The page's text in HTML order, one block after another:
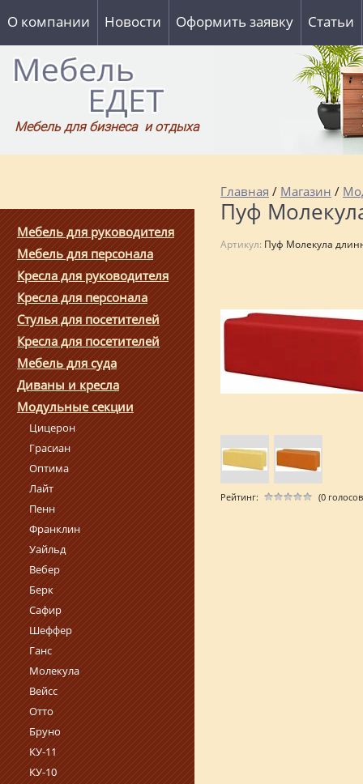
О компании Новости Оформить заявку Статьи
Мебель для бизнеса и отдыха
Мебель для руководителя
Мебель для персонала
Кресла для руководителя
Кресла для персонала
Стулья для посетителей
Кресла для посетителей
Мебель для суда
Диваны и кресла
Модульные секции
Цицерон
Грасиан
Оптима
Лайт
Пенн
Франклин
Уайльд
Вебер
Берк
Сафир
Шеффер
Ганс
Молекула
Вейсс
Отто
Бруно
КУ-11
КУ-10
Главная / Магазин /
Пуф
Артикул: Пуф Молекула
Рейтинг: (0